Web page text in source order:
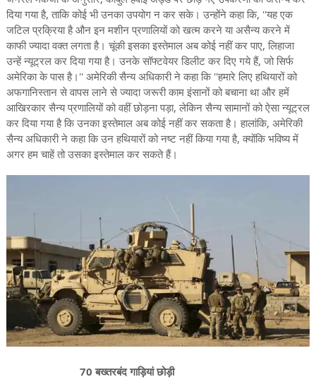
दिया गया है, ताकि कोई भी उनका उपयोग न कर सके। उन्होंने कहा कि, ''यह एक
जटिल प्रक्रिया है औन इन मशीन प्रणालियों को खत्म करने या असैन्य करने में
काफी ज्यादा वक्त लगता है। चूंकी इसका इस्तेमाल अब कोई नहीं कर पाए, लिहाजा
उन्हें न्यूट्रल कर दिया गया है। उनके सॉफ्टवेयर डिलीट कर दिए गये हैं, जो सिर्फ
अमेरिका के पास है।'' अमेरिकी सैन्य अधिकारी ने कहा कि ''हमारे लिए हथियारों को
अफगानिस्तान से वापस लाने से ज्यादा जरूरी काम इंसानों को बचाना था और हमें
आखिरकार सैन्य प्रणालियों को वहीं छोड़ना पड़ा, लेकिन सैन्य सामानों को ऐसा न्यूट्रल
कर दिया गया है कि उनका इस्तेमाल अब कोई नहीं कर सकता है। हालांकि, अमेरिकी
सैन्य अधिकारी ने कहा कि उन हथियारों को नष्ट नहीं किया गया है, क्योंकि भविष्य में
अगर हम चाहें तो उसका इस्तेमाल कर सकते हैं।
70 बख्तरबंद गाड़ियां छोड़ी